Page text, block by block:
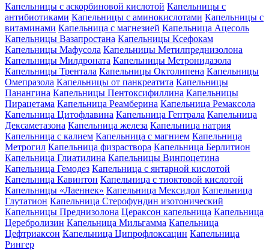
Капельницы с аскорбиновой кислотой Капельницы с
антибиотиками Капельницы с аминокислотами Капельницы с
витаминами Капельница с магнезией Капельница Ацесоль
Капельницы Вазапростана Капельницы Ксефокам
Капельницы Мафусола Капельницы Метилпреднизолона
Капельницы Милдроната Капельницы Метронидазола
Капельницы Трентала Капельницы Октолипена Капельницы
Омепразола Капельницы от панкреатита Капельницы
Панангина Капельницы Пентоксифиллина Капельницы
Пирацетама Капельница Реамберина Капельница Ремаксола
Капельница Цитофлавина Капельница Гептрала Капельница
Дексаметазона Капельница железа Капельница натрия
Капельница с калием Капельница с магнием Капельница
Метрогил Капельница физраствора Капельница Берлитион
Капельница Глиатилина Капельницы Винпоцетина
Капельница Гемодез Капельница с янтарной кислотой
Капельница Кавинтон Капельница с тиоктовой кислотой
Капельницы «Лаеннек» Капельница Мексидол Капельница
Глутатион Капельница Стерофундин изотонический
Капельницы Преднизолона Цераксон капельница Капельница
Церебролизин Капельница Мильгамма Капельница
Цефтриаксон Капельница Ципрофлоксацин Капельница
Рингер